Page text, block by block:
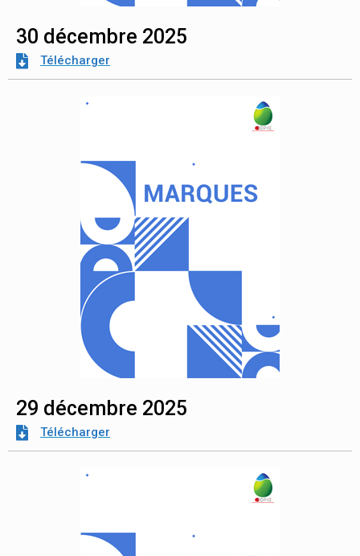
30 décembre 2025
Télécharger
29 décembre 2025
Télécharger